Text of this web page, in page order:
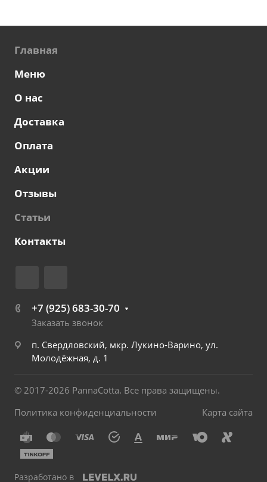
Главная
Меню
О нас
Доставка
Оплата
Акции
Отзывы
Статьи
Контакты
+7 (925) 683-30-70
Заказать звонок
п. Свердловский, мкр. Лукино-Варино, ул.
Молодёжная, д. 1
© 2017-2026 PannaCotta. Все права защищены.
Политика конфиденциальности
Карта сайта
Разработано в